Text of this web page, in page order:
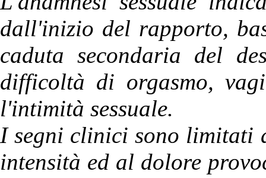
dall'inizio del rapporto,
caduta secondaria del
difficoltà di orgasmo,
l'intimità sessuale.
I segni clinici sono limitati
intensità ed al dolore